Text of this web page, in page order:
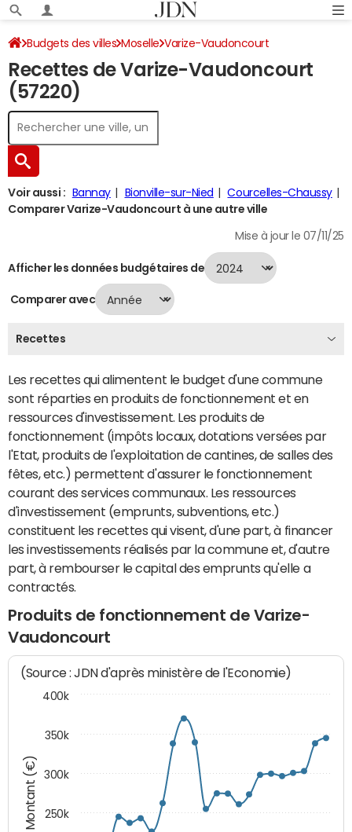
Budgets des villes Moselle Varize-Vaudoncourt
Recettes 2024
Recettes de Varize-Vaudoncourt
(57220)
Voir aussi : Bannay Bionville-sur-Nied
Courcelles-Chaussy
Comparer Varize-Vaudoncourt à une autre ville
Mise à jour le 07/11/25
Afficher les données budgétaires de
Comparer avec
Recettes
Les recettes qui alimentent le budget d'une commune
sont réparties en produits de fonctionnement et en
ressources d'investissement. Les produits de
fonctionnement (impôts locaux, dotations versées par
l'Etat, produits de l'exploitation de cantines, de salles des
fêtes, etc.) permettent d'assurer le fonctionnement
courant des services communaux. Les ressources
d'investissement (emprunts, subventions, etc.)
constituent les recettes qui visent, d'une part, à financer
les investissements réalisés par la commune et, d'autre
part, à rembourser le capital des emprunts qu'elle a
contractés.
Produits de fonctionnement de Varize-
Vaudoncourt
Montant (€)
(Source : JDN d'après ministère de l'Economie)
250k
300k
350k
400k